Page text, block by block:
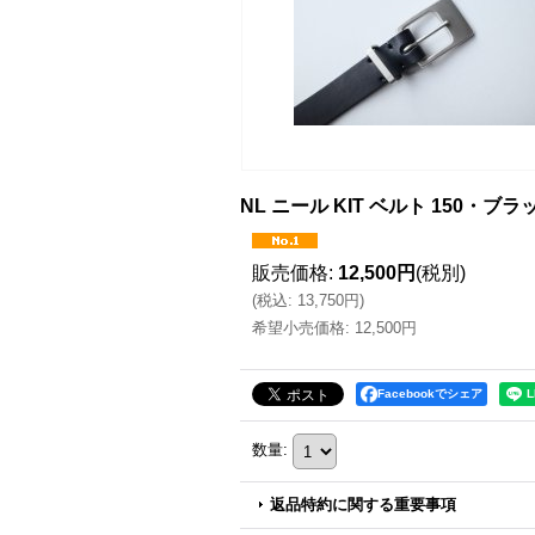
NL ニール KIT ベルト 150・ブ
販売価格: 12,500円 (税別)
(税込: 13,750円)
希望小売価格: 12,500円
Facebookでシェア
数量:
返品特約に関する重要事項